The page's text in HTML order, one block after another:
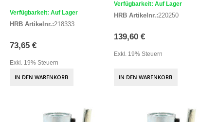
Verfügbarkeit: Auf Lager
HRB Artikelnr.:218333
73,65 €
Exkl. 19% Steuern
IN DEN WARENKORB
Verfügbarkeit: Auf Lager
HRB Artikelnr.:220250
139,60 €
Exkl. 19% Steuern
IN DEN WARENKORB